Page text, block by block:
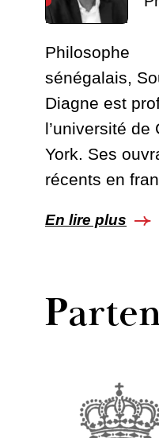
Philosophe
sénégalais,
Diagne est
l’université de
York. Ses
récents en
En lire plus